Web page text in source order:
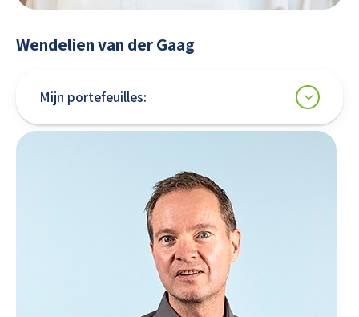
Wendelien van der Gaag
Mijn portefeuilles: